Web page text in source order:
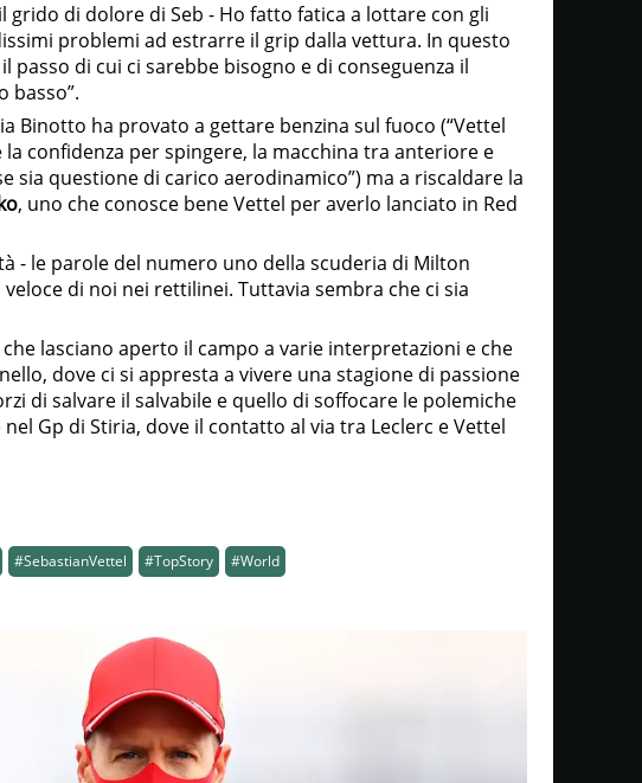
grido di dolore di Seb - Ho fatto fatica a lottare con gli
problemi ad estrarre il grip dalla vettura. In questo
di cui ci sarebbe bisogno e di conseguenza il
basso”.
Binotto ha provato a gettare benzina sul fuoco (“Vettel
confidenza per spingere, la macchina tra anteriore e
sia questione di carico aerodinamico”) ma a riscaldare la
, uno che conosce bene Vettel per averlo lanciato in Red
- le parole del numero uno della scuderia di Milton
di noi nei rettilinei. Tuttavia sembra che ci sia
lasciano aperto il campo a varie interpretazioni e che
dove ci si appresta a vivere una stagione di passione
di salvare il salvabile e quello di soffocare le polemiche
Gp di Stiria, dove il contatto al via tra Leclerc e Vettel
#SebastianVettel #TopStory #World